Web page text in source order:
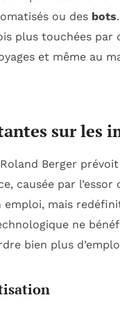
ou des bots
plus touchées par
et même au
sur les
Berger
causée par
mais
ne
bien plus